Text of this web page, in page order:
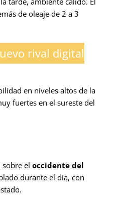
de oleaje de 2 a 3
rival digital
en niveles altos de la
fuertes en el sureste del
sobre el occidente del
durante el día, con